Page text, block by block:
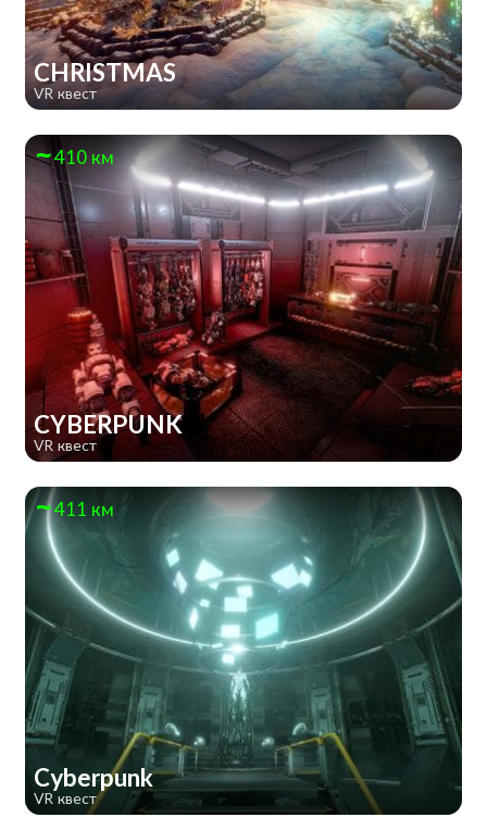
CHRISTMAS
VR квест
410 км
CYBERPUNK
VR квест
411 км
Cyberpunk
VR квест